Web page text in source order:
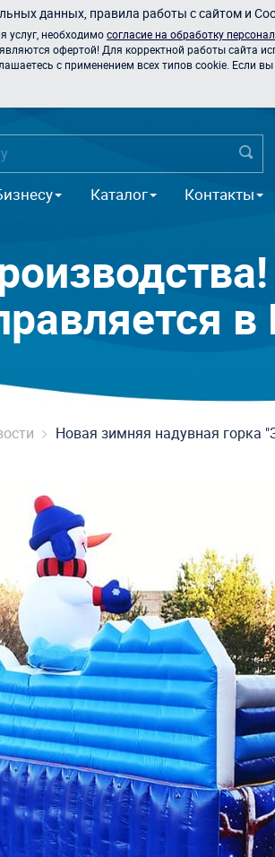
данных, правила работы с сайтом и
услуг, необходимосогласие на обработку
офертой! Для корректной работы сайта
с применением всех типов cookie. Если
Каталог Контакты
Новая зимняя надувная горка